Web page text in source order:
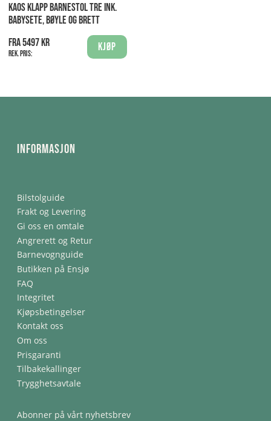
KAOS KLAPP BARNESTOL TRE INK.
BABYSETE, BØYLE OG BRETT
Fra 5497 kr
Rek. pris:
Kjøp
Informasjon
Bilstolguide
Frakt og Levering
Gi oss en omtale
Angrerett og Retur
Barnevognguide
Butikken på Ensjø
FAQ
Integritet
Kjøpsbetingelser
Kontakt oss
Om oss
Prisgaranti
Tilbakekallinger
Trygghetsavtale
Abonner på vårt nyhetsbrev